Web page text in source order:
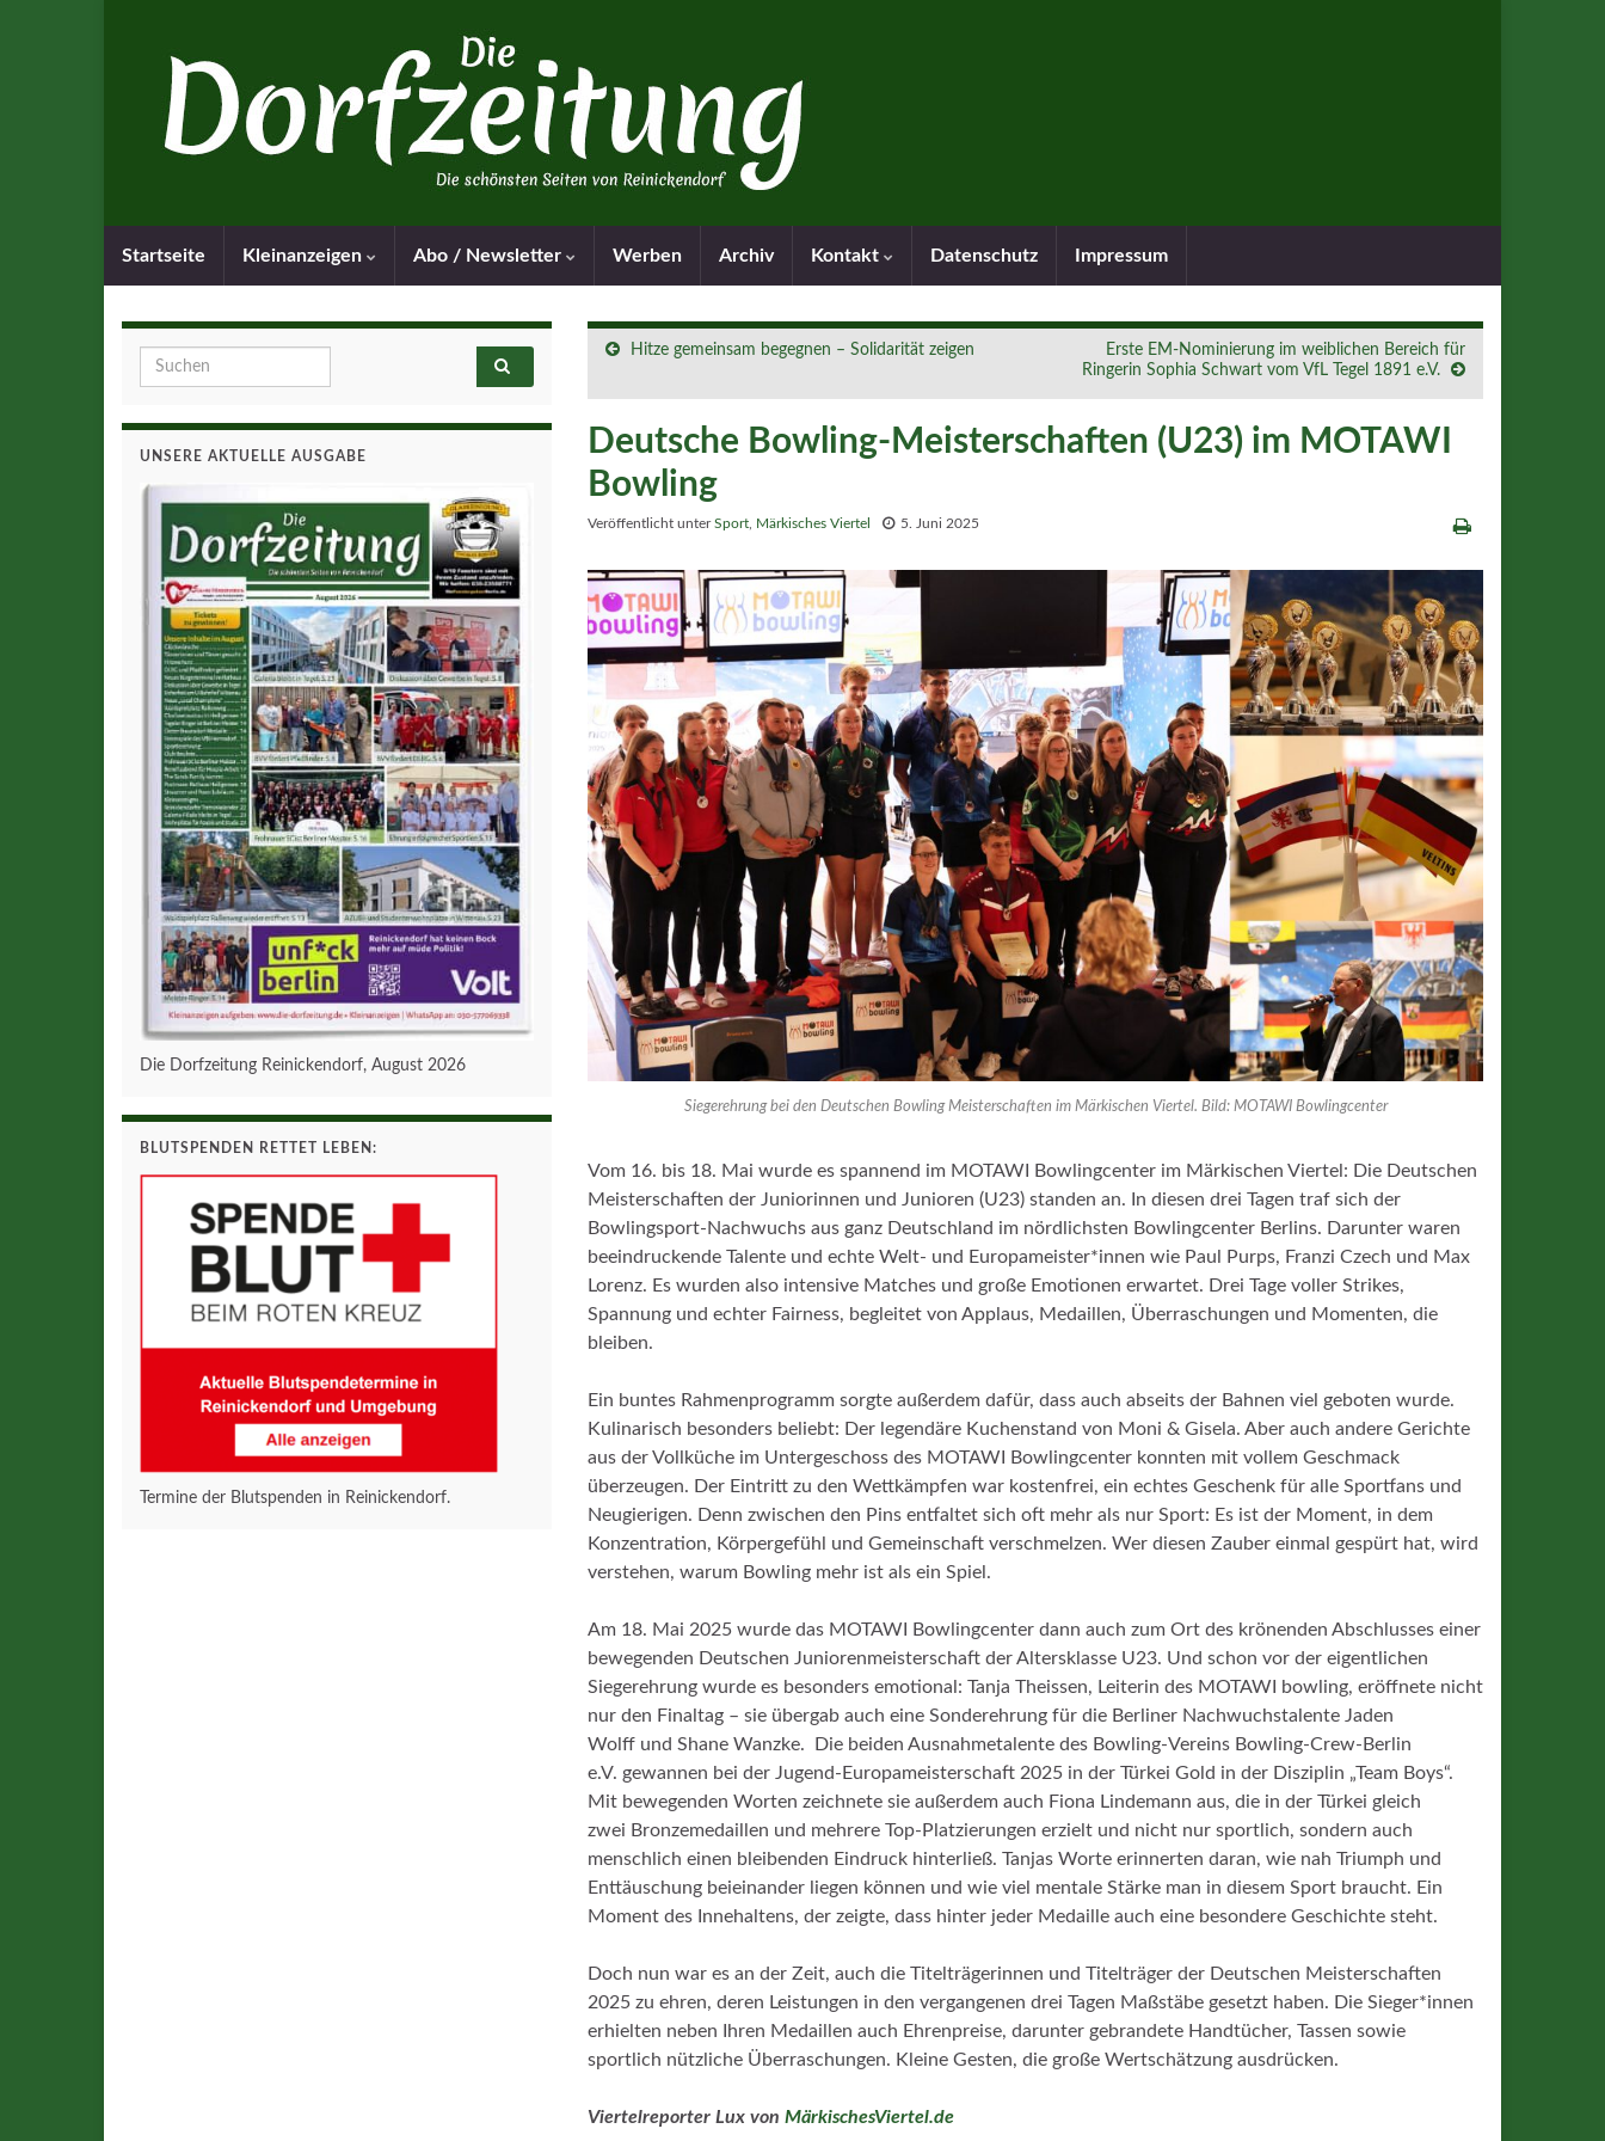
Startseite Kleinanzeigen Abo / Newsletter Werben Archiv Kontakt Datenschutz Impressum
Hitze gemeinsam begegnen – Solidarität zeigen
Erste EM-Nominierung im weiblichen Bereich für
Ringerin Sophia Schwart vom VfL Tegel 1891 e.V.
Deutsche Bowling-Meisterschaften (U23) im MOTAWI
Bowling
Veröffentlicht unterSport Märkisches Viertel 5. Juni 2025
Siegerehrung bei den Deutschen Bowling Meisterschaften im Märkischen Viertel. Bild: MOTAWI Bowlingcenter
Vom 16. bis 18. Mai wurde es spannend im MOTAWI Bowlingcenter im Märkischen Viertel: Die Deutschen
Meisterschaften der Juniorinnen und Junioren (U23) standen an. In diesen drei Tagen traf sich der
Bowlingsport-Nachwuchs aus ganz Deutschland im nördlichsten Bowlingcenter Berlins. Darunter waren
beeindruckende Talente und echte Welt- und Europameister*innen wie Paul Purps, Franzi Czech und Max
Lorenz. Es wurden also intensive Matches und große Emotionen erwartet. Drei Tage voller Strikes,
Spannung und echter Fairness, begleitet von Applaus, Medaillen, Überraschungen und Momenten, die
bleiben.
Ein buntes Rahmenprogramm sorgte außerdem dafür, dass auch abseits der Bahnen viel geboten wurde.
Kulinarisch besonders beliebt: Der legendäre Kuchenstand von Moni & Gisela. Aber auch andere Gerichte
aus der Vollküche im Untergeschoss des MOTAWI Bowlingcenter konnten mit vollem Geschmack
überzeugen. Der Eintritt zu den Wettkämpfen war kostenfrei, ein echtes Geschenk für alle Sportfans und
Neugierigen. Denn zwischen den Pins entfaltet sich oft mehr als nur Sport: Es ist der Moment, in dem
Konzentration, Körpergefühl und Gemeinschaft verschmelzen. Wer diesen Zauber einmal gespürt hat, wird
verstehen, warum Bowling mehr ist als ein Spiel.
Am 18. Mai 2025 wurde das MOTAWI Bowlingcenter dann auch zum Ort des krönenden Abschlusses einer
bewegenden Deutschen Juniorenmeisterschaft der Altersklasse U23. Und schon vor der eigentlichen
Siegerehrung wurde es besonders emotional: Tanja Theissen, Leiterin des MOTAWI bowling, eröffnete nicht
nur den Finaltag – sie übergab auch eine Sonderehrung für die Berliner Nachwuchstalente Jaden
Wolff und Shane Wanzke. Die beiden Ausnahmetalente des Bowling-Vereins Bowling-Crew-Berlin
e.V. gewannen bei der Jugend-Europameisterschaft 2025 in der Türkei Gold in der Disziplin „Team Boys“.
Mit bewegenden Worten zeichnete sie außerdem auch Fiona Lindemann aus, die in der Türkei gleich
zwei Bronzemedaillen und mehrere Top-Platzierungen erzielt und nicht nur sportlich, sondern auch
menschlich einen bleibenden Eindruck hinterließ. Tanjas Worte erinnerten daran, wie nah Triumph und
Enttäuschung beieinander liegen können und wie viel mentale Stärke man in diesem Sport braucht. Ein
Moment des Innehaltens, der zeigte, dass hinter jeder Medaille auch eine besondere Geschichte steht.
Doch nun war es an der Zeit, auch die Titelträgerinnen und Titelträger der Deutschen Meisterschaften
2025 zu ehren, deren Leistungen in den vergangenen drei Tagen Maßstäbe gesetzt haben. Die Sieger*innen
erhielten neben Ihren Medaillen auch Ehrenpreise, darunter gebrandete Handtücher, Tassen sowie
sportlich nützliche Überraschungen. Kleine Gesten, die große Wertschätzung ausdrücken.
Viertelreporter Lux von MärkischesViertel.de
Search for:
UNSERE AKTUELLE AUSGABE
Die Dorfzeitung Reinickendorf, August 2026
BLUTSPENDEN RETTET LEBEN:
Termine der Blutspenden in Reinickendorf.